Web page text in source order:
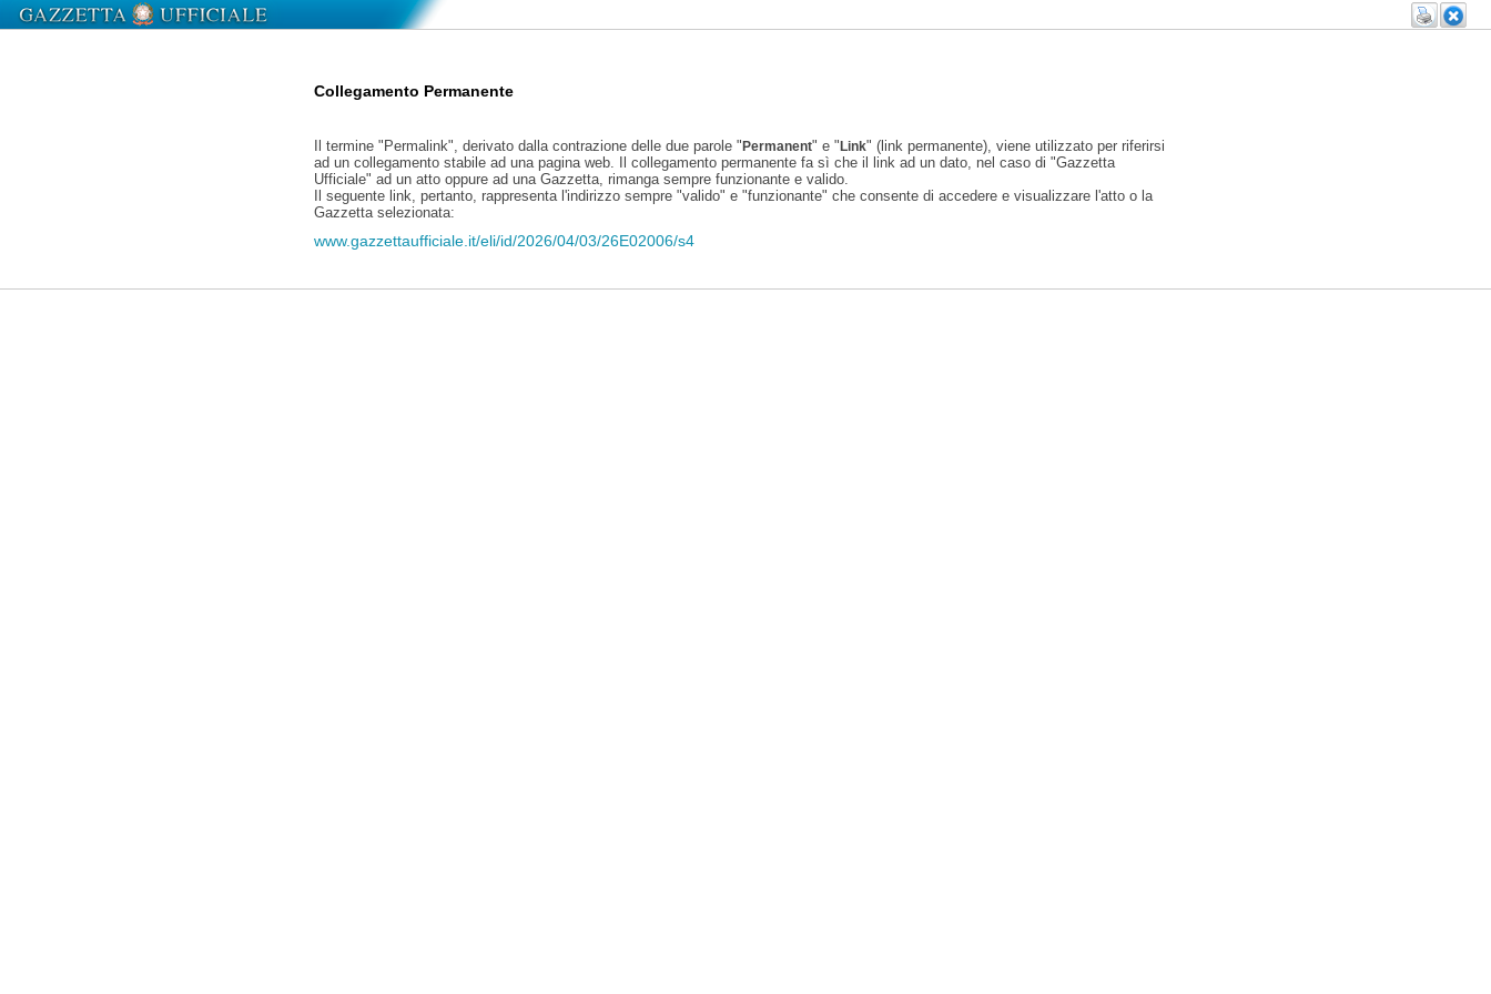
Collegamento Permanente
Il termine "Permalink", derivato dalla contrazione delle due parole "Permanent" e "Link" (link permanente), viene utilizzato per riferirsi
ad un collegamento stabile ad una pagina web. Il collegamento permanente fa sì che il link ad un dato, nel caso di "Gazzetta
Ufficiale" ad un atto oppure ad una Gazzetta, rimanga sempre funzionante e valido.
Il seguente link, pertanto, rappresenta l'indirizzo sempre "valido" e "funzionante" che consente di accedere e visualizzare l'atto o la
Gazzetta selezionata:
www.gazzettaufficiale.it/eli/id/2026/04/03/26E02006/s4